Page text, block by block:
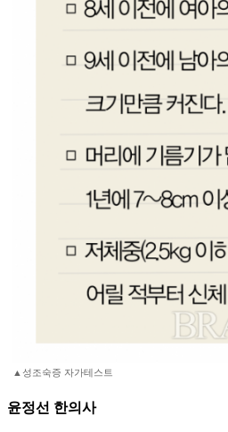
▲성조숙증 자가테스트
윤정선 한의사